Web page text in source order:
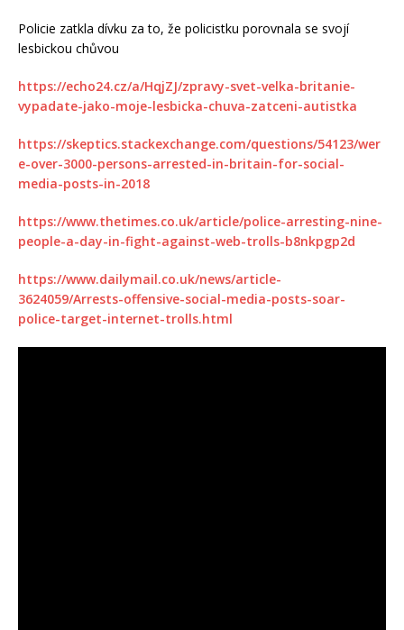
Policie zatkla dívku za to, že policistku porovnala se svojí
lesbickou chůvou
https://echo24.cz/a/HqjZJ/zpravy-svet-velka-britanie-
vypadate-jako-moje-lesbicka-chuva-zatceni-autistka
https://skeptics.stackexchange.com/questions/54123/wer
e-over-3000-persons-arrested-in-britain-for-social-
media-posts-in-2018
https://www.thetimes.co.uk/article/police-arresting-nine-
people-a-day-in-fight-against-web-trolls-b8nkpgp2d
https://www.dailymail.co.uk/news/article-
3624059/Arrests-offensive-social-media-posts-soar-
police-target-internet-trolls.html